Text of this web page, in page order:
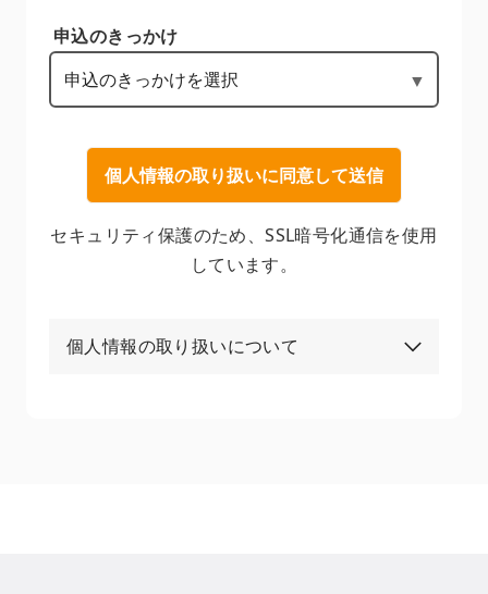
申込のきっかけ
セキュリティ保護のため、SSL暗号化通信を使用
しています。
個人情報の取り扱いについて